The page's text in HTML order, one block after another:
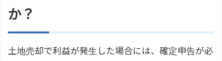
か？
土地売却で利益が発生した場合には、確定申告が必